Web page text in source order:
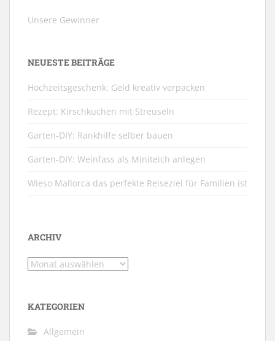
Unsere Gewinner
NEUESTE BEITRÄGE
Hochzeitsgeschenk: Geld kreativ verpacken
Rezept: Kirschkuchen mit Streuseln
Garten-DIY: Rankhilfe selber bauen
Garten-DIY: Weinfass als Miniteich anlegen
Wieso Mallorca das perfekte Reiseziel für Familien ist
ARCHIV
Archiv
KATEGORIEN
Allgemein